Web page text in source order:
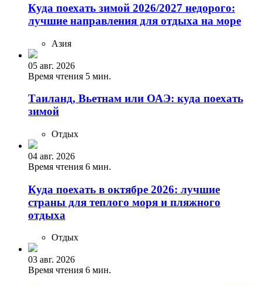
Куда поехать зимой 2026/2027 недорого:
лучшие направления для отдыха на море
Азия
05 авг. 2026
Время чтения 5 мин.
Таиланд, Вьетнам или ОАЭ: куда поехать
зимой
Отдых
04 авг. 2026
Время чтения 6 мин.
Куда поехать в октябре 2026: лучшие
страны для теплого моря и пляжного
отдыха
Отдых
03 авг. 2026
Время чтения 6 мин.